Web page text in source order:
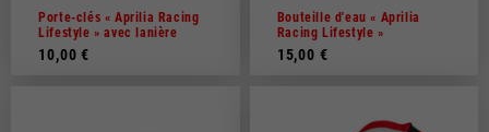
Porte-clés « Aprilia Racing
Lifestyle » avec lanière
10,00 €
Bouteille d'eau « Aprilia
Racing Lifestyle »
15,00 €
Français